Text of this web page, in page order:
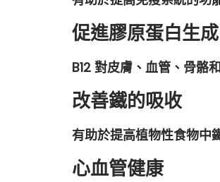
促進膠原蛋白生成
B12 對皮膚、血管、骨骼
改善鐵的吸收
有助於提高植物性食物中
心血管健康